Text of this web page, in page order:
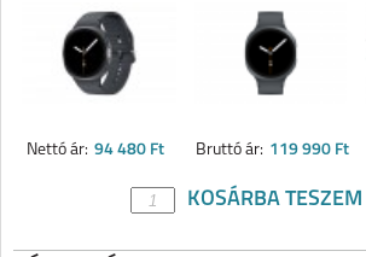
Nettó ár: 94 480 Ft Bruttó ár: 119 990 Ft
KOSÁRBA TESZEM